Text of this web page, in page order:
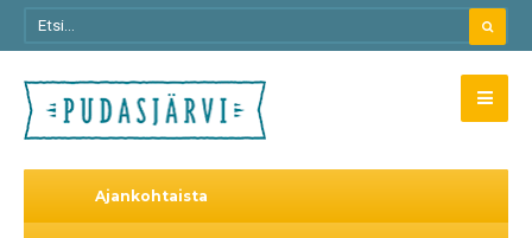
Ajankohtaista